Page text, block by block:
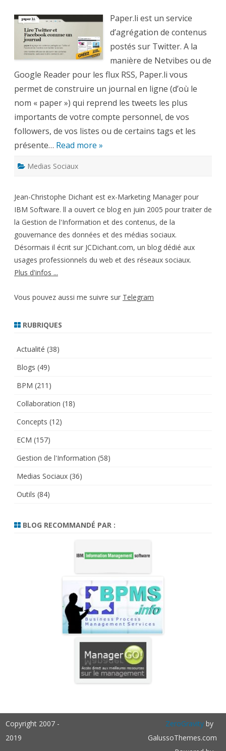
selon
vos
besoins
Paper.li est un service
d’agrégation de contenus
postés sur Twitter. A la
manière de Netvibes ou de
Google Reader pour les flux RSS, Paper.li vous
permet de construire un journal en ligne (d’où le
nom « paper ») qui reprend les tweets les plus
importants de votre compte personnel, de vos
followers, de vos listes ou de certains tags et les
présente… Read more »
Medias Sociaux
Jean-Christophe Dichant est ex-Marketing Manager pour
IBM Software. ll a ouvert ce blog en juin 2005 pour traiter de
la Gestion de l'Information et des contenus, de la
gouvernance des données et des médias sociaux.
Désormais il écrit sur JCDichant.com, un blog dédié aux
usages professionnels du web et des réseaux sociaux.
Plus d'infos ...
Vous pouvez aussi me suivre sur Telegram
RUBRIQUES
Actualité (38)
Blogs (49)
BPM (211)
Collaboration (18)
Concepts (12)
ECM (157)
Gestion de l'Information (58)
Medias Sociaux (36)
Outils (84)
BLOG RECOMMANDÉ PAR :
Copyright 2007 -
2019
ZeroGravityby
GalussoThemes.com